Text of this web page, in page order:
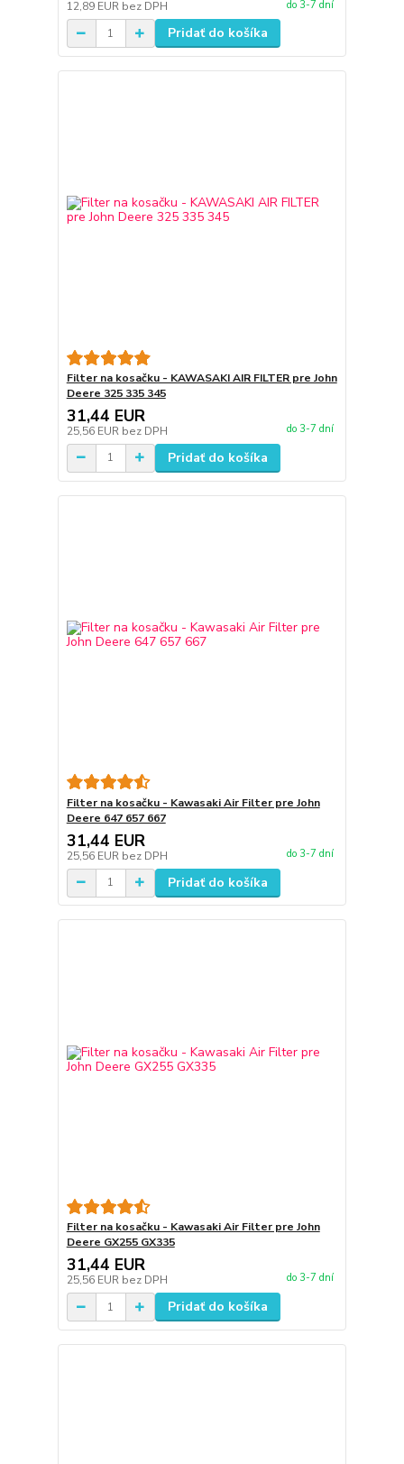
12,89 EUR bez DPH do 3-7 dní
Pridať do košíka
Filter na kosačku - KAWASAKI AIR FILTER pre John
Deere 325 335 345
31,44 EUR
25,56 EUR bez DPH do 3-7 dní
Pridať do košíka
Filter na kosačku - Kawasaki Air Filter pre John
Deere 647 657 667
31,44 EUR
25,56 EUR bez DPH do 3-7 dní
Pridať do košíka
Filter na kosačku - Kawasaki Air Filter pre John
Deere GX255 GX335
31,44 EUR
25,56 EUR bez DPH do 3-7 dní
Pridať do košíka